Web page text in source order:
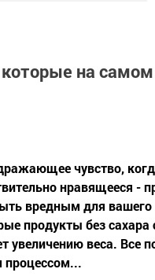
на
чувство,
нравящееся -
вредным для вашего
продукты без
увеличению веса. Все
процессом...